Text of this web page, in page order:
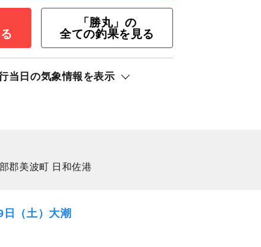
ラン
円/隻
ポイント還元
「勝丸」の
全ての釣果を見る
当日の気象情報を表示
郡美波町 日和佐港
（土）大潮